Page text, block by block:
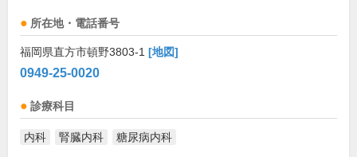
所在地・電話番号
福岡県直方市頓野3803-1 [地図]
0949-25-0020
診療科目
内科 腎臓内科 糖尿病内科